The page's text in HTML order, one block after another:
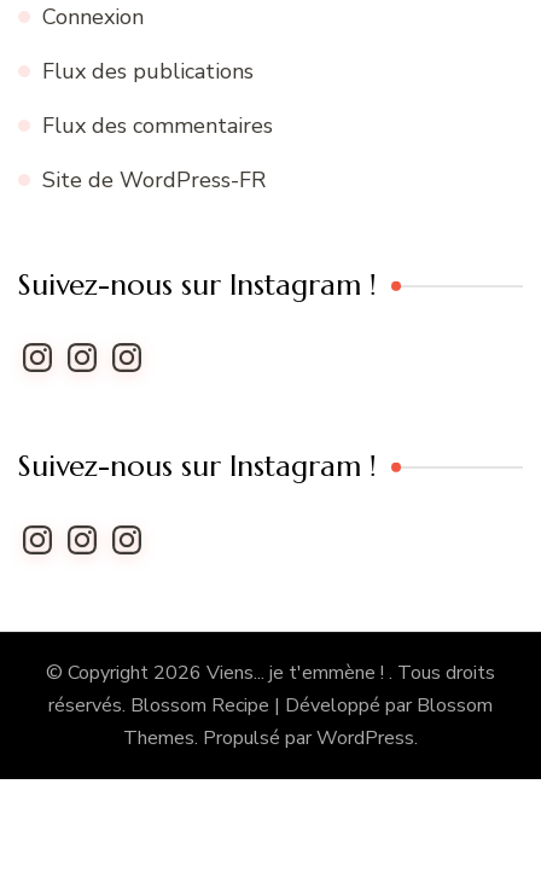
Connexion
Flux des publications
Flux des commentaires
Site de WordPress-FR
Suivez-nous sur Instagram !
Instagram
InstagramInstagram
Suivez-nous sur Instagram !
Instagram
InstagramInstagram
© Copyright 2026 Viens... je t'emmène ! . Tous droits
réservés. Blossom Recipe | Développé par Blossom
Themes. Propulsé parWordPress.